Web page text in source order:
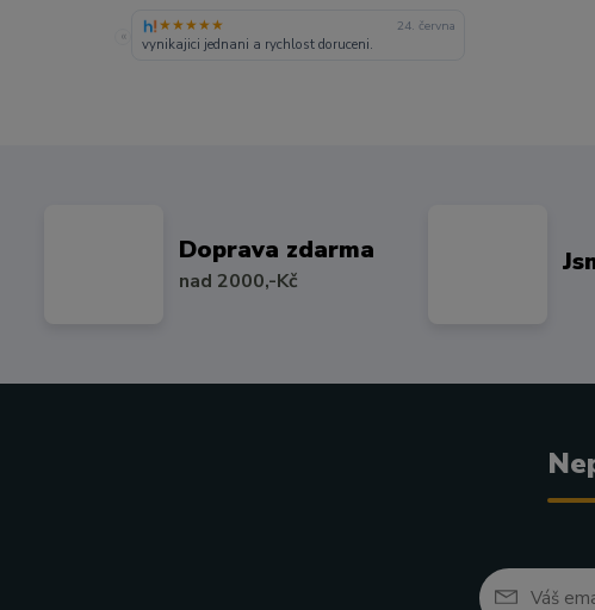
«
★★★★★ 24. června
vynikajici jednani a rychlost doruceni.
Doprava zdarma
nad 2000,-Kč